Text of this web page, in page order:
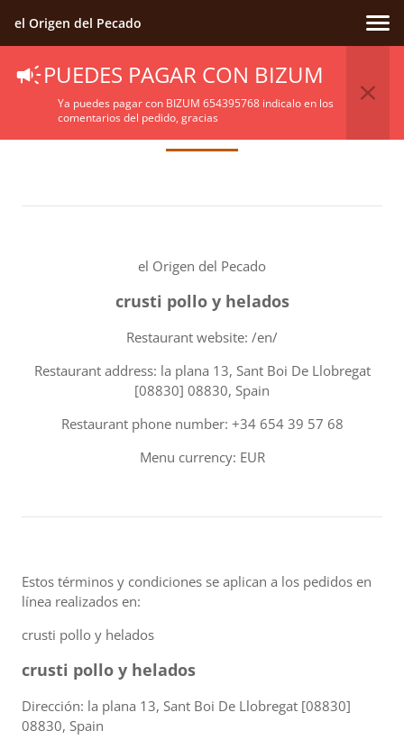
el Origen del Pecado
PUEDES PAGAR CON BIZUM
Ya puedes pagar con BIZUM 654395768 indicalo en los
comentarios del pedido, gracias
Terms Of Service
el Origen del Pecado
crusti pollo y helados
Restaurant website: /en/
Restaurant address: la plana 13, Sant Boi De Llobregat
[08830] 08830, Spain
Restaurant phone number: +34 654 39 57 68
Menu currency: EUR
Estos términos y condiciones se aplican a los pedidos en
línea realizados en:
crusti pollo y helados
crusti pollo y helados
Dirección: la plana 13, Sant Boi De Llobregat [08830]
08830, Spain